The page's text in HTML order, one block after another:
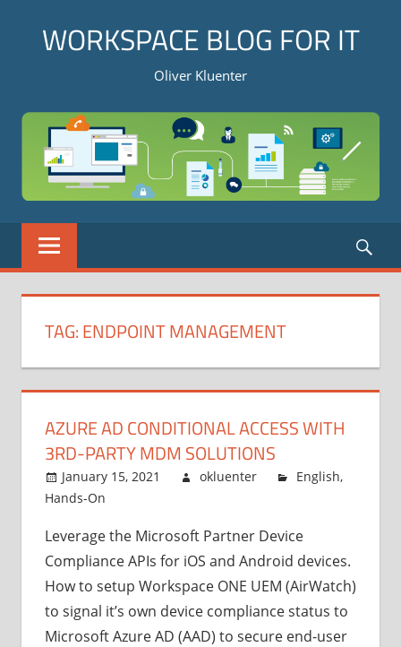
WORKSPACE BLOG FOR IT
Oliver Kluenter
MENU
TAG:ENDPOINT MANAGEMENT
AZURE AD CONDITIONAL ACCESS WITH
3RD-PARTY MDM SOLUTIONS
January 15, 2021 okluenter English,
Hands-On
Leverage the Microsoft Partner Device
Compliance APIs for iOS and Android devices.
How to setup Workspace ONE UEM (AirWatch)
to signal it’s own device compliance status to
Microsoft Azure AD (AAD) to secure end-user